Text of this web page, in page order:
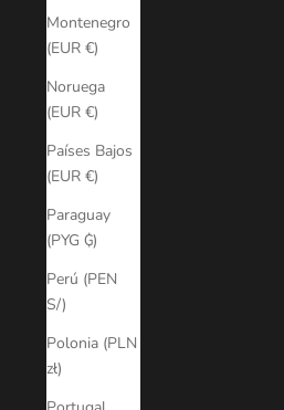
Montenegro
(EUR €)
Noruega
(EUR €)
Países Bajos
(EUR €)
Paraguay
(PYG ₲)
Perú (PEN
S/)
Polonia (PLN
zł)